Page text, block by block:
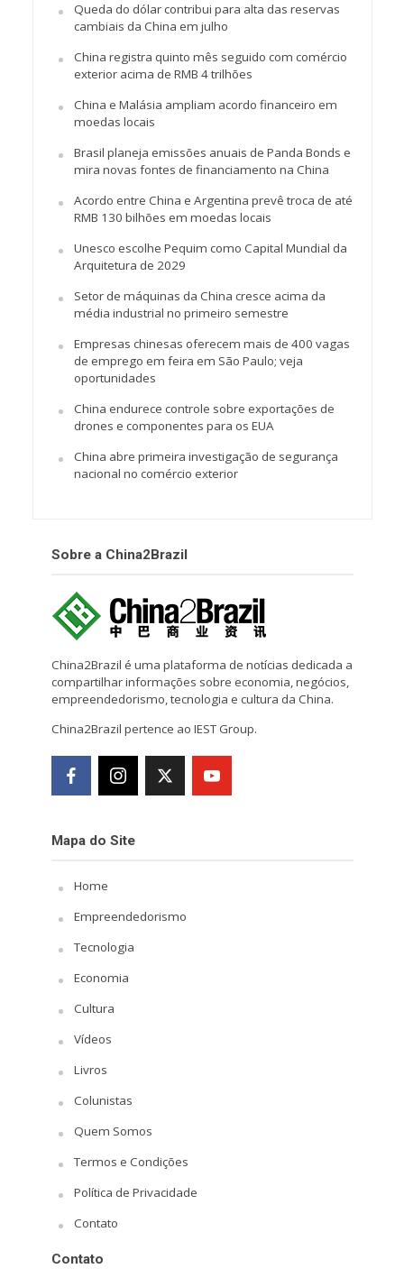
Queda do dólar contribui para alta das reservas
cambiais da China em julho
China registra quinto mês seguido com comércio
exterior acima de RMB 4 trilhões
China e Malásia ampliam acordo financeiro em
moedas locais
Brasil planeja emissões anuais de Panda Bonds e
mira novas fontes de financiamento na China
Acordo entre China e Argentina prevê troca de até
RMB 130 bilhões em moedas locais
Unesco escolhe Pequim como Capital Mundial da
Arquitetura de 2029
Setor de máquinas da China cresce acima da
média industrial no primeiro semestre
Empresas chinesas oferecem mais de 400 vagas
de emprego em feira em São Paulo; veja
oportunidades
China endurece controle sobre exportações de
drones e componentes para os EUA
China abre primeira investigação de segurança
nacional no comércio exterior
Sobre a China2Brazil
China2Brazil é uma plataforma de notícias dedicada a
compartilhar informações sobre economia, negócios,
empreendedorismo, tecnologia e cultura da China.
China2Brazil pertence ao IEST Group.
Mapa do Site
Home
Empreendedorismo
Tecnologia
Economia
Cultura
Vídeos
Livros
Colunistas
Quem Somos
Termos e Condições
Política de Privacidade
Contato
Contato